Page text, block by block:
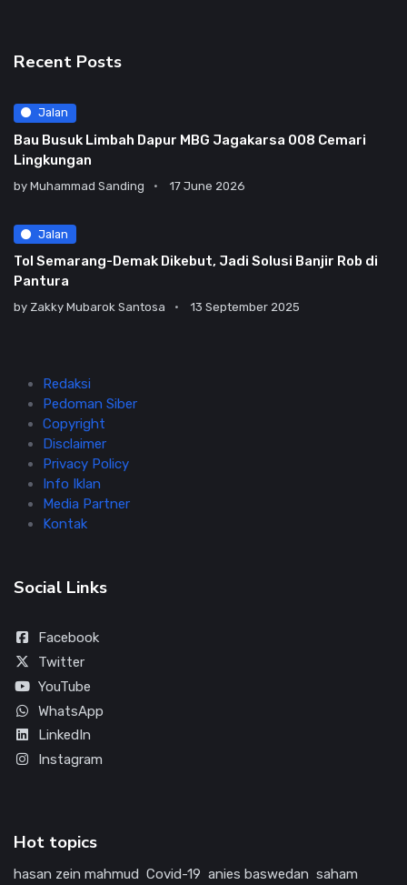
Recent Posts
Jalan
Bau Busuk Limbah Dapur MBG Jagakarsa 008 Cemari
Lingkungan
by Muhammad Sanding 17 June 2026
Jalan
Tol Semarang-Demak Dikebut, Jadi Solusi Banjir Rob di
Pantura
by Zakky Mubarok Santosa 13 September 2025
Redaksi
Pedoman Siber
Copyright
Disclaimer
Privacy Policy
Info Iklan
Media Partner
Kontak
Social Links
Facebook
Twitter
YouTube
WhatsApp
LinkedIn
Instagram
Hot topics
hasan zein mahmud Covid-19 anies baswedan saham